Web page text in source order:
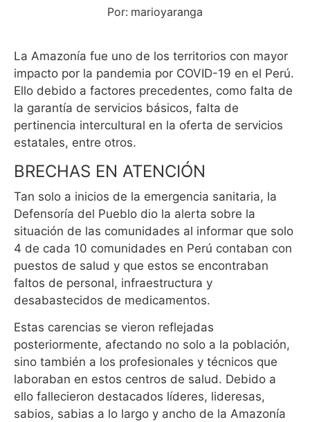
Por: marioyaranga
La Amazonía fue uno de los territorios con mayor
impacto por la pandemia por COVID-19 en el Perú.
Ello debido a factores precedentes, como falta de
la garantía de servicios básicos, falta de
pertinencia intercultural en la oferta de servicios
estatales, entre otros.
BRECHAS EN ATENCIÓN
Tan solo a inicios de la emergencia sanitaria, la
Defensoría del Pueblo dio la alerta sobre la
situación de las comunidades al informar que solo
4 de cada 10 comunidades en Perú contaban con
puestos de salud y que estos se encontraban
faltos de personal, infraestructura y
desabastecidos de medicamentos.
Estas carencias se vieron reflejadas
posteriormente, afectando no solo a la población,
sino también a los profesionales y técnicos que
laboraban en estos centros de salud. Debido a
ello fallecieron destacados líderes, lideresas,
sabios, sabias a lo largo y ancho de la Amazonía